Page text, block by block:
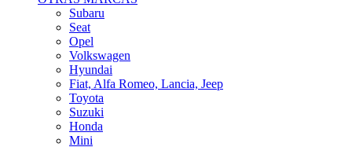
Seat
Opel
Volkswagen
Hyundai
Fiat, Alfa Romeo, Lancia, Jeep
Toyota
Suzuki
Honda
Mini
Dacia